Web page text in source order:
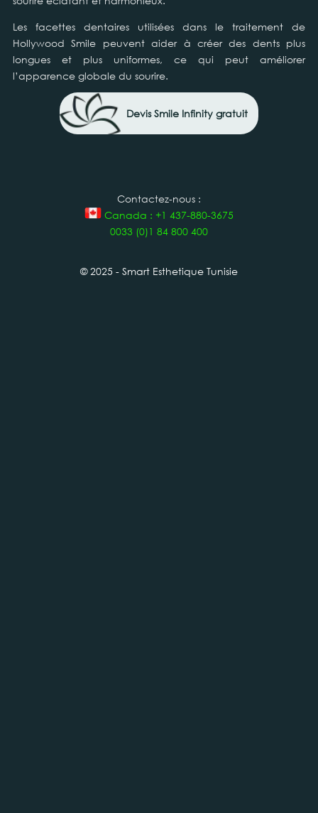
Les facettes dentaires utilisées dans le traitement de
Hollywood Smile peuvent aider à créer des dents plus
longues et plus uniformes, ce qui peut améliorer
l’apparence globale du sourire.
Devis Smile Infinity gratuit
Contactez-nous :
Canada : +1 437-880-3675
0033 (0)1 84 800 400
© 2025 - Smart Esthetique Tunisie